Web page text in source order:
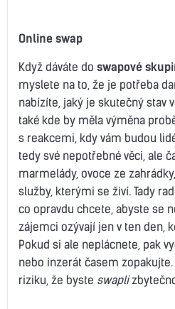
Online swap
Když dáváte do swapové
myslete na to, že je potřeba
nabízíte, jaký je skutečný stav
také kde by měla výměna
s reakcemi, kdy vám budou
tedy své nepotřebné věci, ale
marmelády, ovoce ze
služby, kterými se živí. Tady
co opravdu chcete, abyste se
zájemci ozývají jen v ten den,
Pokud si ale neplácnete, pak
nebo inzerát časem
riziku, že byste swapli